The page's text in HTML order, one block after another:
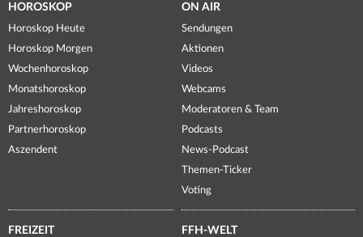
HOROSKOP
Horoskop Heute
Horoskop Morgen
Wochenhoroskop
Monatshoroskop
Jahreshoroskop
Partnerhoroskop
Aszendent
ON AIR
Sendungen
Aktionen
Videos
Webcams
Moderatoren & Team
Podcasts
News-Podcast
Themen-Ticker
Voting
FREIZEIT FFH-WELT